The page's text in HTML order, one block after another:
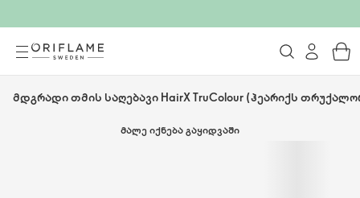
მდგრადი თმის საღებავი HairX TruColour (ჰეარიქს
ᲛᲐᲚᲔ ᲘᲥᲜᲔᲑᲐ ᲒᲐᲧᲘᲓᲕᲐᲨᲘ